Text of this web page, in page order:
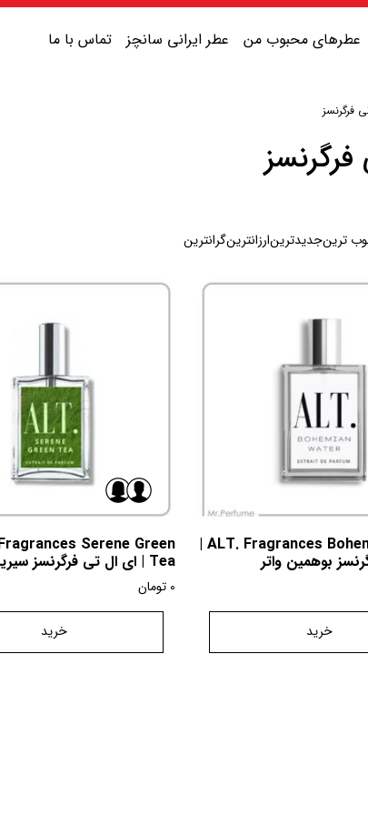
شیرین
گرم
عطرهای محبوب من عطر ایرانی سانچز تماس با ما
فرگرنسز
ترینجدیدترینارزانترینگرانترین
ALT. Fragrances Bohemian Water |
بوهمین واتر
خرید
Serene Green
Tea | ای ال تی فرگرنسز سیرین گرین تی
0 تومان
خرید